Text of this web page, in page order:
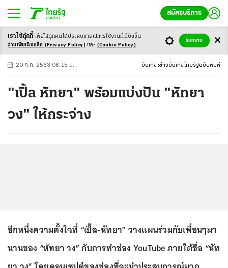
สมัครบริการ
-ก ก ก+
20 ก.ค. 2563 06:15 น. บันเทิง ข่าวบันเทิง ไทยรัฐฉบับพิมพ์
"เปิ้ล หัทยา" พร้อมแบ่งปัน "หัทยา
วง" ให้กระจ่าง
อีกหนึ่งความตั้งใจที่ “เปิ้ล-หัทยา” วางแผนร่วมกับเพื่อนๆมา
นานของ “หัทยา วง” กับการทำช่อง YouTube ภายใต้ชื่อ “หัท
เราใช้คุ้กกี้ เพื่อให้ทุกคนได้ประสบการณ์การใช้งานที่ดียิ่งขึ้น
อ่านเพิ่มเติมคลิก (Privacy Policy) และ (Cookie Policy)
รับทราบ